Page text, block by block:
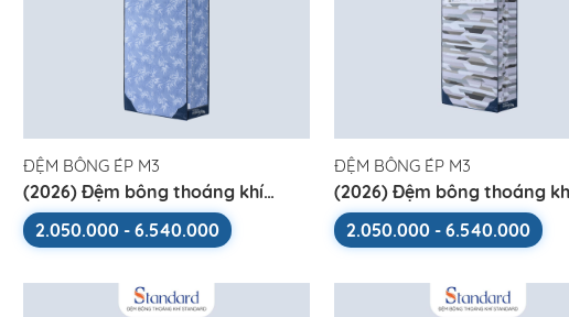
ĐỆM BÔNG ÉP M3
(2026) Đệm bông thoáng khí
Standard
2.050.000 - 6.540.000
ĐỆM BÔNG ÉP M3
(2026) Đệm bông thoáng
Standard
2.050.000 - 6.540.000